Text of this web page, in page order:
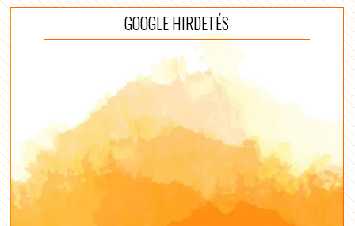
GOOGLE HIRDETÉS